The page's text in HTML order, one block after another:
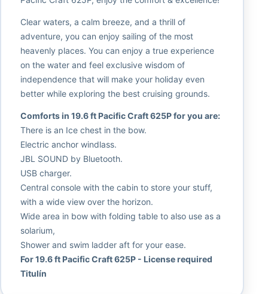
Clear waters, a calm breeze, and a thrill of
adventure, you can enjoy sailing of the most
heavenly places. You can enjoy a true experience
on the water and feel exclusive wisdom of
independence that will make your holiday even
better while exploring the best cruising grounds.
Comforts in 19.6 ft Pacific Craft 625P for you are:
There is an Ice chest in the bow.
Electric anchor windlass.
JBL SOUND by Bluetooth.
USB charger.
Central console with the cabin to store your stuff,
with a wide view over the horizon.
Wide area in bow with folding table to also use as a
solarium,
Shower and swim ladder aft for your ease.
For 19.6 ft Pacific Craft 625P - License required
Titulín